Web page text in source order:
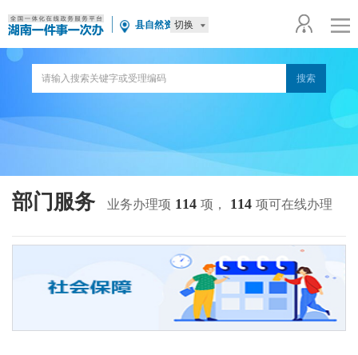
县自然资源局
切换
部门服务 业务办理项 114 项， 114 项可在线办理